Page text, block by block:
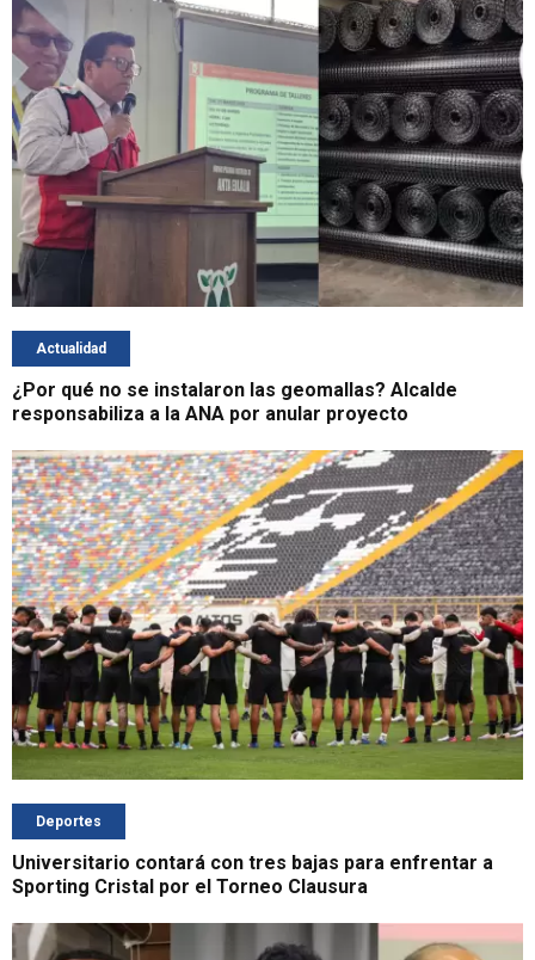
Actualidad
¿Por qué no se instalaron las geomallas? Alcalde
responsabiliza a la ANA por anular proyecto
Deportes
Universitario contará con tres bajas para enfrentar a
Sporting Cristal por el Torneo Clausura